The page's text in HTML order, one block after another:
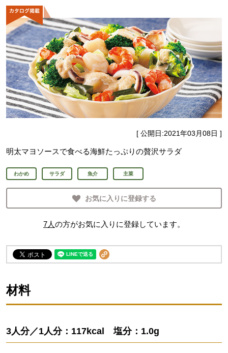
[ 公開日:2021年03月08日 ]
明太マヨソースで食べる海鮮たっぷりの贅沢サラダ
わかめ サラダ 魚介 主菜
お気に入りに登録する
7人の方がお気に入りに登録しています。
材料
3人分／1人分：117kcal 塩分：1.0g